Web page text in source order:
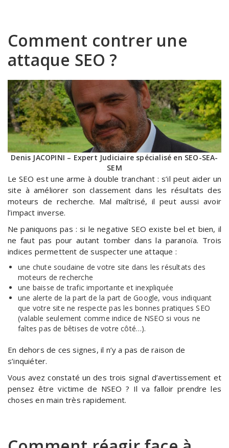
Comment contrer une
attaque SEO ?
Denis JACOPINI – Expert Judiciaire spécialisé en SEO-SEA-
SEM
Le SEO est une arme à double tranchant : s’il peut aider un
site à améliorer son classement dans les résultats des
moteurs de recherche. Mal maîtrisé, il peut aussi avoir
l’impact inverse.
Ne paniquons pas : si le negative SEO existe bel et bien, il
ne faut pas pour autant tomber dans la paranoïa. Trois
indices permettent de suspecter une attaque :
une chute soudaine de votre site dans les résultats des
moteurs de recherche
une baisse de trafic importante et inexpliquée
une alerte de la part de la part de Google, vous indiquant
que votre site ne respecte pas les bonnes pratiques SEO
(valable seulement comme indice de NSEO si vous ne
faîtes pas de bêtises de votre côté…).
En dehors de ces signes, il n’y a pas de raison de
s’inquiéter.
Vous avez constaté un des trois signal d’avertissement et
pensez être victime de NSEO ? Il va falloir prendre les
choses en main très rapidement.